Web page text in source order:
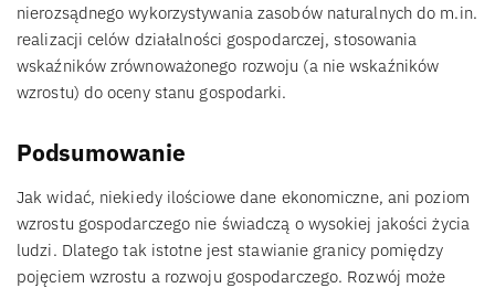
nierozsądnego wykorzystywania zasobów naturalnych do m.in.
realizacji celów działalności gospodarczej, stosowania
wskaźników zrównoważonego rozwoju (a nie wskaźników
wzrostu) do oceny stanu gospodarki.
Podsumowanie
Jak widać, niekiedy ilościowe dane ekonomiczne, ani poziom
wzrostu gospodarczego nie świadczą o wysokiej jakości życia
ludzi. Dlatego tak istotne jest stawianie granicy pomiędzy
pojęciem wzrostu a rozwoju gospodarczego. Rozwój może